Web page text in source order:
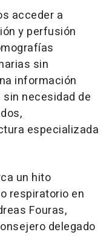
acceder a
y perfusión
sin
información
necesidad de
especializada
un hito
respiratorio en
Fouras,
delegado